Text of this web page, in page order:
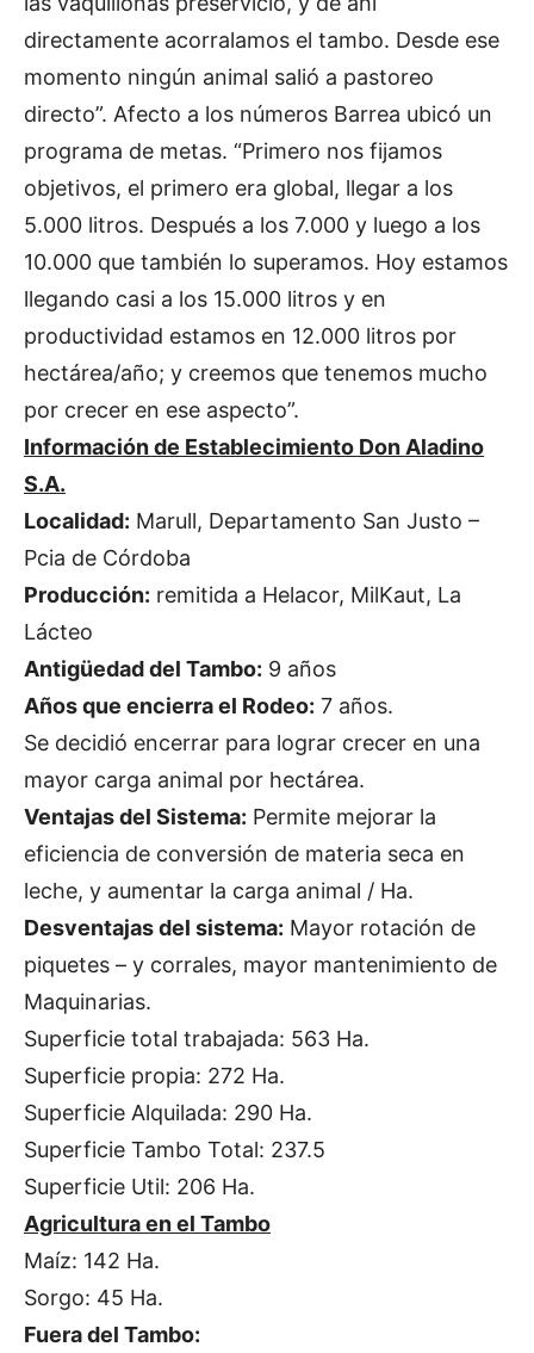
directamente acorralamos el tambo. Desde ese
momento ningún animal salió a pastoreo
directo”. Afecto a los números Barrea ubicó un
programa de metas. “Primero nos fijamos
objetivos, el primero era global, llegar a los
5.000 litros. Después a los 7.000 y luego a los
10.000 que también lo superamos. Hoy estamos
llegando casi a los 15.000 litros y en
productividad estamos en 12.000 litros por
hectárea/año; y creemos que tenemos mucho
por crecer en ese aspecto”.
Información de Establecimiento Don Aladino
S.A.
Localidad: Marull, Departamento San Justo –
Pcia de Córdoba
Producción: remitida a Helacor, MilKaut, La
Lácteo
Antigüedad del Tambo: 9 años
Años que encierra el Rodeo: 7 años.
Se decidió encerrar para lograr crecer en una
mayor carga animal por hectárea.
Ventajas del Sistema: Permite mejorar la
eficiencia de conversión de materia seca en
leche, y aumentar la carga animal / Ha.
Desventajas del sistema: Mayor rotación de
piquetes – y corrales, mayor mantenimiento de
Maquinarias.
Superficie total trabajada: 563 Ha.
Superficie propia: 272 Ha.
Superficie Alquilada: 290 Ha.
Superficie Tambo Total: 237.5
Superficie Util: 206 Ha.
Agricultura en el Tambo
Maíz: 142 Ha.
Sorgo: 45 Ha.
Fuera del Tambo: